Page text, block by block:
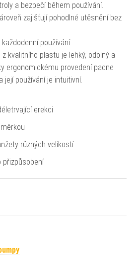
a bezpečí během používání.
zajišťují pohodlné utěsnění bez
používání
kvalitního plastu je lehký, odolný a
ergonomickému provedení padne
její používání je intuitivní.
erekci
různých velikostí
přizpůsobení